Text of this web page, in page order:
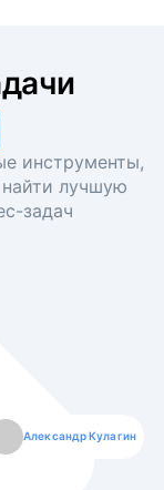
инструменты,
лучшую
задач
Александр Кулагин
Даниил Макаров
Екатерина Лазаренко
Борис Кашко
Юлия Изоитко